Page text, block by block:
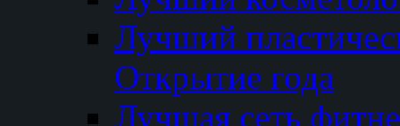
Лучший
Открытие года
Лучшая сеть